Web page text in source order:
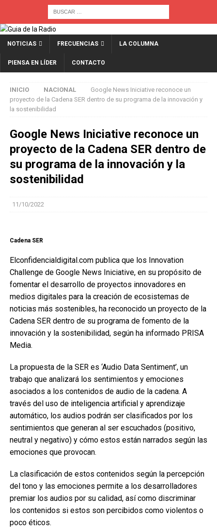
NOTICIAS FRECUENCIAS LA COLUMNA
PIENSA EN LÍDER CONTACTO
INICIO NACIONAL
Google News Iniciative reconoce un
proyecto de la Cadena SER dentro de su programa de la innovación y
la sostenibilidad
Google News Iniciative reconoce un
proyecto de la Cadena SER dentro de
su programa de la innovación y la
sostenibilidad
11/10/2022
Cadena SER
Elconfidencialdigital.com publica que los Innovation
Challenge de Google News Iniciative, en su propósito de
fomentar el desarrollo de proyectos innovadores en
medios digitales para la creación de ecosistemas de
noticias más sostenibles, ha reconocido un proyecto de la
Cadena SER dentro de su programa de fomento de la
innovación y la sostenibilidad, según ha informado PRISA
Media.
La propuesta de la SER es ‘Audio Data Sentiment’, un
trabajo que analizará los sentimientos y emociones
asociados a los contenidos de audio de la cadena. A
través del uso de inteligencia artificial y aprendizaje
automático, los audios podrán ser clasificados por los
sentimientos que generan al ser escuchados (positivo,
neutral y negativo) y cómo estos están narrados según las
emociones que provocan.
La clasificación de estos contenidos según la percepción
del tono y las emociones permite a los desarrolladores
premiar los audios por su calidad, así como discriminar
los contenidos si estos son percibidos como violentos o
poco éticos.